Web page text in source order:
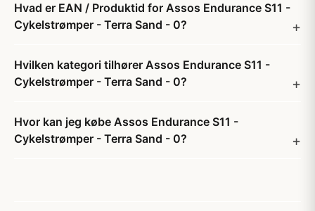
Hvad er EAN / Produktid for Assos Endurance S11 -
Cykelstrømper - Terra Sand - 0?
Hvilken kategori tilhører Assos Endurance S11 -
Cykelstrømper - Terra Sand - 0?
Hvor kan jeg købe Assos Endurance S11 -
Cykelstrømper - Terra Sand - 0?